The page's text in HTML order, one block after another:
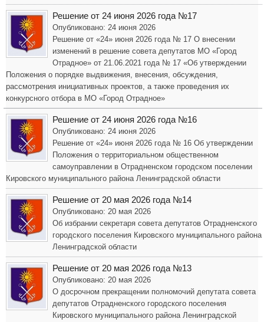
Решение от 24 июня 2026 года №17
Опубликовано: 24 июня 2026
Решение от «24» июня 2026 года № 17 О внесении
изменений в решение совета депутатов МО «Город
Отрадное» от 21.06.2021 года № 17 «Об утверждении
Положения о порядке выдвижения, внесения, обсуждения,
рассмотрения инициативных проектов, а также проведения их
конкурсного отбора в МО «Город Отрадное»
Решение от 24 июня 2026 года №16
Опубликовано: 24 июня 2026
Решение от «24» июня 2026 года № 16 Об утверждении
Положения о территориальном общественном
самоуправлении в Отрадненском городском поселении
Кировского муниципального района Ленинградской области
Решение от 20 мая 2026 года №14
Опубликовано: 20 мая 2026
Об избрании секретаря совета депутатов Отрадненского
городского поселения Кировского муниципального района
Ленинградской области
Решение от 20 мая 2026 года №13
Опубликовано: 20 мая 2026
О досрочном прекращении полномочий депутата совета
депутатов Отрадненского городского поселения
Кировского муниципального района Ленинградской